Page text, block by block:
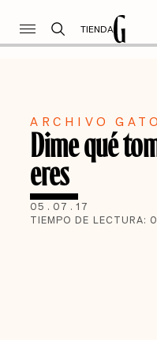
TIENDA
ARCHIVO
Dime qué
eres
05 . 07 . 17
TIEMPO DE LECTURA: